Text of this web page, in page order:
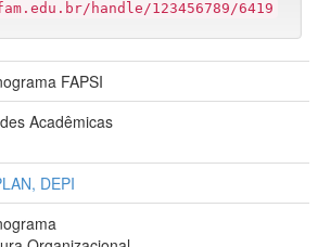
handle/123456789/6419
FAPSI
Acadêmicas
DEPI